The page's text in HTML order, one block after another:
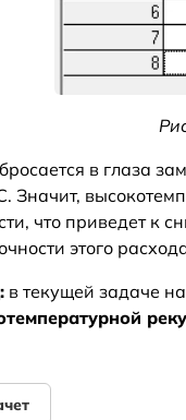
в глаза
Значит,
что приведет к
этого
в текущей задаче